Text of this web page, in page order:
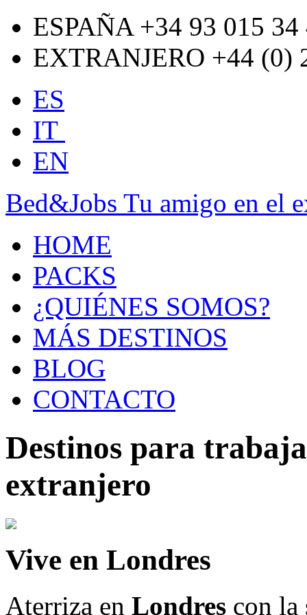
ESPAÑA +34 93 015 34
EXTRANJERO +44 (0)
ES
IT
EN
Bed&Jobs Tu amigo en el
HOME
PACKS
¿QUIÉNES SOMOS?
MÁS DESTINOS
BLOG
CONTACTO
Destinos para
extranjero
Vive en Londres
Aterriza en Londres con la